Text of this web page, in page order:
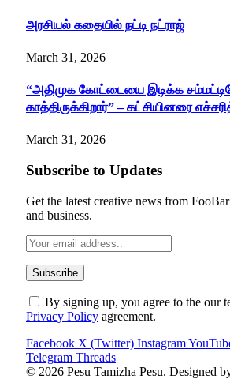
அரசியல் கதையில் நட்டி நட்ராஜ்
March 31, 2026
“அதிமுக கோட்டையை இடிக்க
காத்திருக்கிறார்” – கட்சியினரை
March 31, 2026
Subscribe to Updates
Get the latest creative news from
and business.
By signing up, you agree to the our
Privacy Policy agreement.
Facebook X (Twitter) Instagram
Telegram Threads
© 2026 Pesu Tamizha Pesu. Designed